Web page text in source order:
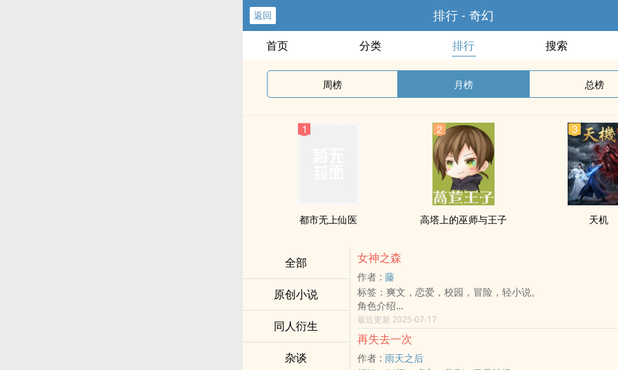
返回 排行 - 奇幻
首页 分类 排行 搜索
周榜 月榜 总榜
都市无上仙医 高塔上的巫师与王子 天机
全部
原创小说
同人衍生
杂谈
女神之森
作者 : 藤
标签：爽文，恋爱，校园，冒险，轻小说。
角色介绍
艾琳：住在艾琳之森的女神，有着一双美丽的水蓝色眼瞳及
容貌，神秘的浅紫色长发披散而下。个性亲切温柔，有点傻
喜欢伊芙。掌管艾琳之森的一切，对大部分事情都漠不关心
趣或喜欢的事情会多加关注。
最近更新 2025-07-17
再失去一次
作者 : 雨天之后